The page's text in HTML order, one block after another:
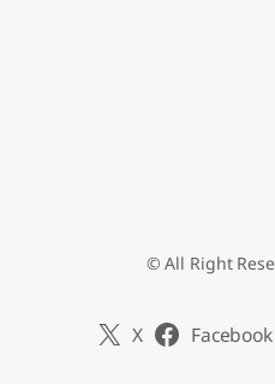
© All Right
X Facebook